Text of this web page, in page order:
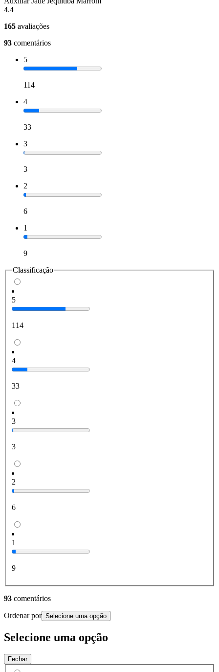
4.4
165 avaliações
93 comentários
5
114
4
33
3
3
2
6
1
9
Classificação
5
114
4
33
3
3
2
6
1
9
93 comentários
Ordenar por Selecione uma opção
Selecione uma opção
Fechar